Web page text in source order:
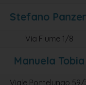
Stefano
Via Fiume 1/8
Manuela Tobia
Viale Pontelungo 59/